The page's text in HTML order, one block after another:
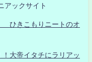
アックサイト
ひきこもりニートのオ
大帝イタチにラリアッ